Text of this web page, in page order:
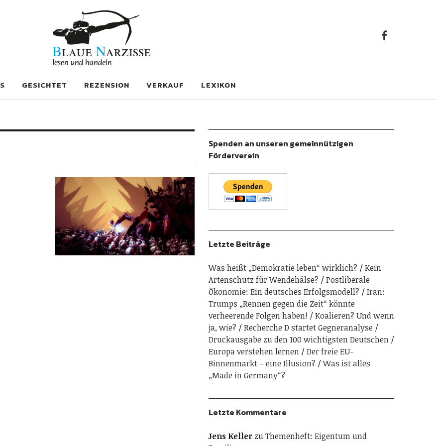
GESICHTET REZENSION VERKAUF LEXIKON
Spenden an unseren gemeinnützigen
Förderverein
Letzte Beiträge
Was heißt „Demokratie leben“ wirklich?
Kein
Artenschutz für Wendehälse?
Postliberale
Ökonomie: Ein deutsches Erfolgsmodell?
Iran:
Trumps „Rennen gegen die Zeit“ könnte
verheerende Folgen haben!
Koalieren? Und wenn
ja, wie?
Recherche D startet Gegneranalyse
Druckausgabe zu den 100 wichtigsten Deutschen
Europa verstehen lernen
Der freie EU-
Binnenmarkt – eine Illusion?
Was ist alles
„Made in Germany“?
Letzte Kommentare
Jens KellerzuThemenheft: Eigentum und